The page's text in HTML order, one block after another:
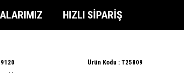
HIZLI SİPARİŞ
Ürün Kodu : T25809